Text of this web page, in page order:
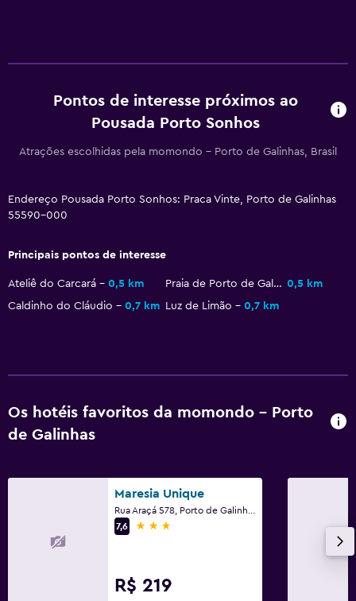
Pontos de interesse próximos ao
Pousada Porto Sonhos
Atrações escolhidas pela momondo - Porto de Galinhas, Brasil
Endereço Pousada Porto Sonhos: Praca Vinte, Porto de Galinhas
55590-000
Principais pontos de interesse
Ateliê do Carcará 0,5 km Praia de Porto de Galinhas 0,5 km
Caldinho do Cláudio
0,7 km Luz de Limão 0,7 km
Os hotéis favoritos da momondo - Porto
de Galinhas
Maresia Unique
7,6
3 estrelas
R$ 219